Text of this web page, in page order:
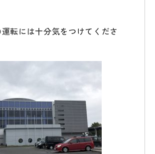
転には十分気をつけてくださ